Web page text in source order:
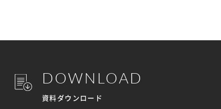
DOWNLOAD
資料ダウンロード